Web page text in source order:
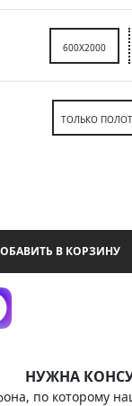
600X2000
ТОЛЬКО
ДОБАВИТЬ В КОРЗИНУ
НУЖНА
по которому